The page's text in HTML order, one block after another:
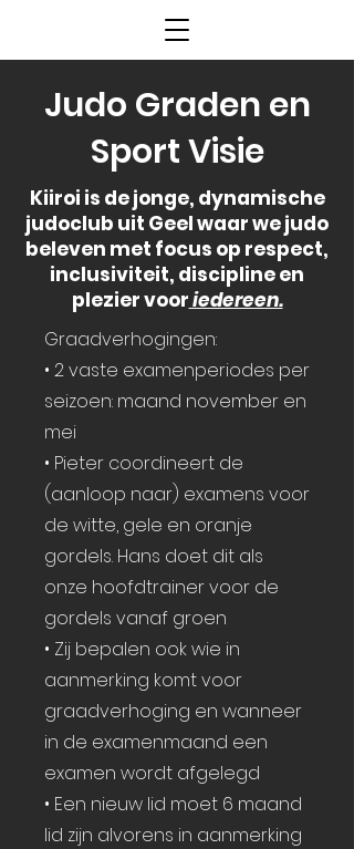
Judo Graden en
Sport Visie
Kiiroi is de jonge, dynamische
judoclub uit Geel waar we judo
beleven met focus op respect,
inclusiviteit, discipline en
plezier vooriedereen.
Graadverhogingen:
• 2 vaste examenperiodes per
seizoen: maand november en
mei
• ⁠Pieter coordineert de
(aanloop naar) examens voor
de witte, gele en oranje
gordels. Hans doet dit als
onze hoofdtrainer voor de
gordels vanaf groen
• ⁠Zij bepalen ook wie in
aanmerking komt voor
graadverhoging en wanneer
in de examenmaand een
examen wordt afgelegd
• ⁠Een nieuw lid moet 6 maand
lid zijn alvorens in aanmerking